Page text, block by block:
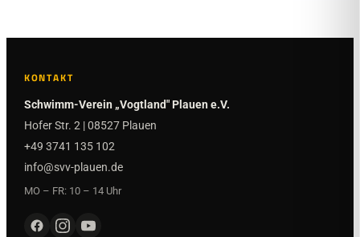
KONTAKT
Schwimm-Verein „Vogtland" Plauen e.V.
Hofer Str. 2 | 08527 Plauen
+49 3741 135 102
info@svv-plauen.de
MO – FR: 10 – 14 Uhr